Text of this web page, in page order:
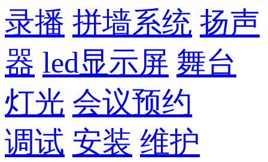
录播 拼墙系统 扬声
器 led显示屏 舞台
灯光 会议预约
调试 安装 维护